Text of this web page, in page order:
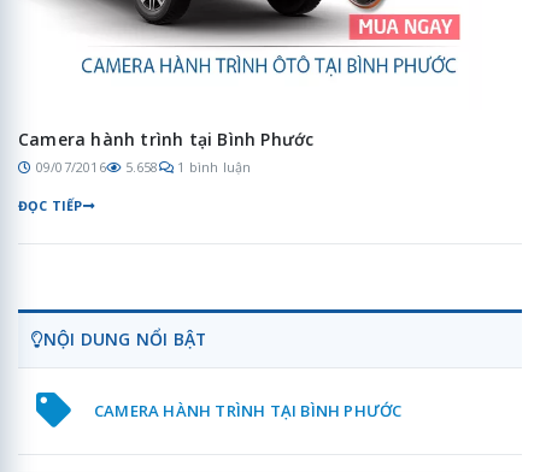
Camera hành trình tại Bình Phước
09/07/2016 5.658 1 bình luận
ĐỌC TIẾP
NỘI DUNG NỔI BẬT
CAMERA HÀNH TRÌNH TẠI BÌNH PHƯỚC